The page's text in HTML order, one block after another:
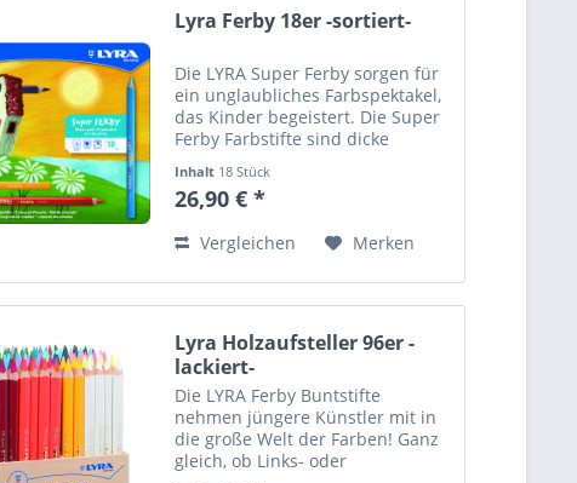
Lyra Ferby 18er -sortiert-
Die LYRA Super Ferby sorgen für
ein unglaubliches Farbspektakel,
das Kinder begeistert. Die Super
Ferby Farbstifte sind dicke
mit abgerundeten Kanten und
einer hohen Pigmentdichte. Dank
Inhalt 18 Stück
26,90 € *
Vergleichen Merken
Lyra Holzaufsteller 96er -
lackiert-
Die LYRA Ferby Buntstifte
nehmen jüngere Künstler mit in
die große Welt der Farben! Ganz
gleich, ob Links- oder